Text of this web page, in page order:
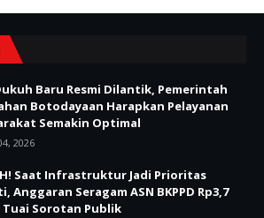
Baru Resmi Dilantik, Pemerintah
Botodayaan Harapkan Pelayanan
Semakin Optimal
2026
Saat Infrastruktur Jadi Prioritas
Anggaran Seragam ASN BKPPD Rp3,7
Tuai Sorotan Publik